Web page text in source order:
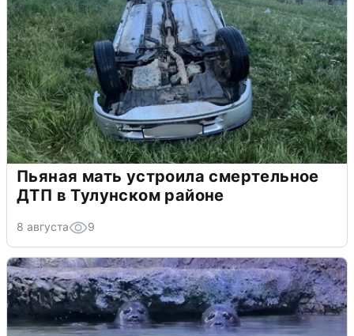
Пьяная мать устроила смертельное
ДТП в Тулунском районе
8 августа 9